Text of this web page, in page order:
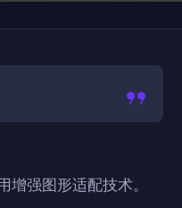
增强图形适配技术。